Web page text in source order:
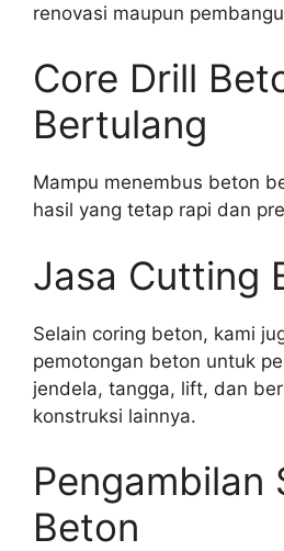
renovasi maupun
Core Drill
Bertulang
Mampu menembus beton
hasil yang tetap rapi dan
Jasa Cutting
Selain coring beton, kami
pemotongan beton untuk
jendela, tangga, lift, dan
konstruksi lainnya.
Pengambilan
Beton